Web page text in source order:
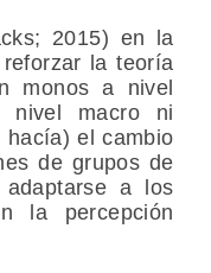
2015) en la
la teoría
monos a nivel
macro ni
hacía) el cambio
de grupos de
a los
la percepción